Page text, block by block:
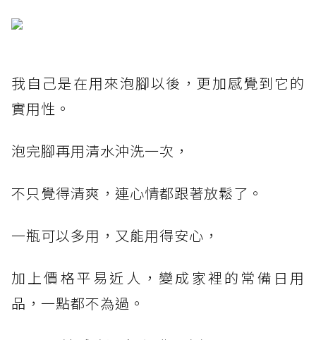
我自己是在用來泡腳以後，更加感覺到它的
實用性。
泡完腳再用清水沖洗一次，
不只覺得清爽，連心情都跟著放鬆了。
一瓶可以多用，又能用得安心，
加上價格平易近人，變成家裡的常備日用
品，一點都不為過。